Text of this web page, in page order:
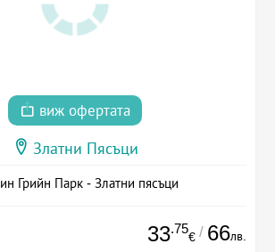
виж офертата
Златни Пясъци
Грийн Парк - Златни пясъци
33.75
€ / 66лв.